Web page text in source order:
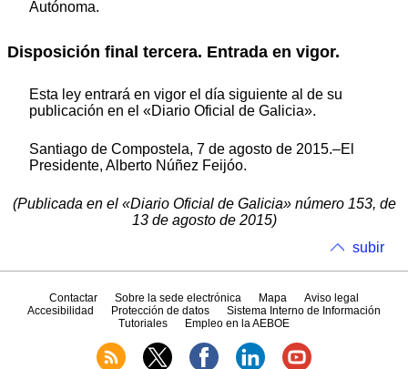
Autónoma.
Disposición final tercera. Entrada en vigor.
Esta ley entrará en vigor el día siguiente al de su
publicación en el «Diario Oficial de Galicia».
Santiago de Compostela, 7 de agosto de 2015.–El
Presidente, Alberto Núñez Feijóo.
(Publicada en el «Diario Oficial de Galicia» número 153, de
13 de agosto de 2015)
subir
Contactar Sobre la sede electrónica Mapa
Aviso legal
Accesibilidad
Protección de datos
Sistema Interno de Información
Tutoriales
Empleo en la AEBOE